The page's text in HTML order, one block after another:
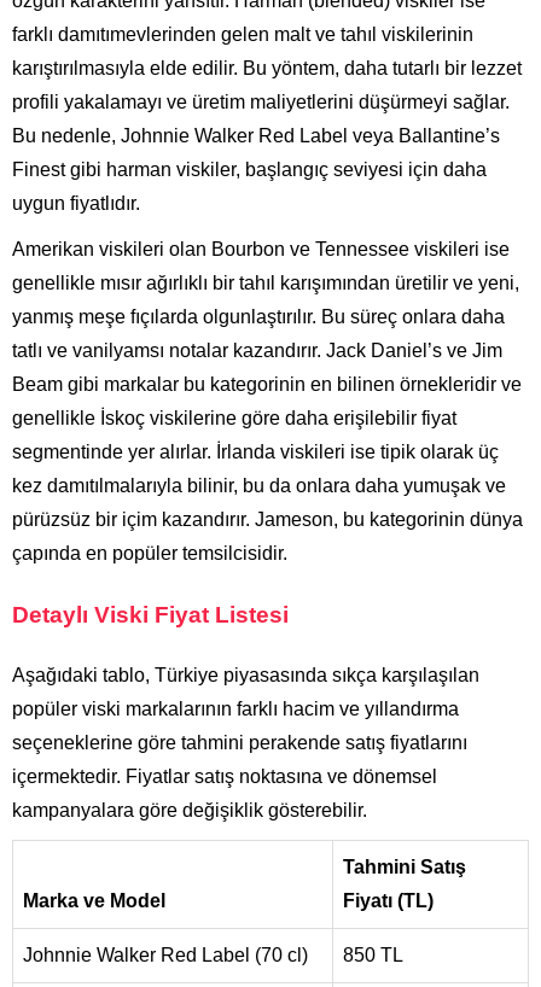
farklı damıtımevlerinden gelen malt ve tahıl viskilerinin
karıştırılmasıyla elde edilir. Bu yöntem, daha tutarlı bir lezzet
profili yakalamayı ve üretim maliyetlerini düşürmeyi sağlar.
Bu nedenle, Johnnie Walker Red Label veya Ballantine’s
Finest gibi harman viskiler, başlangıç seviyesi için daha
uygun fiyatlıdır.
Amerikan viskileri olan Bourbon ve Tennessee viskileri ise
genellikle mısır ağırlıklı bir tahıl karışımından üretilir ve yeni,
yanmış meşe fıçılarda olgunlaştırılır. Bu süreç onlara daha
tatlı ve vanilyamsı notalar kazandırır. Jack Daniel’s ve Jim
Beam gibi markalar bu kategorinin en bilinen örnekleridir ve
genellikle İskoç viskilerine göre daha erişilebilir fiyat
segmentinde yer alırlar. İrlanda viskileri ise tipik olarak üç
kez damıtılmalarıyla bilinir, bu da onlara daha yumuşak ve
pürüzsüz bir içim kazandırır. Jameson, bu kategorinin dünya
çapında en popüler temsilcisidir.
Detaylı Viski Fiyat Listesi
Aşağıdaki tablo, Türkiye piyasasında sıkça karşılaşılan
popüler viski markalarının farklı hacim ve yıllandırma
seçeneklerine göre tahmini perakende satış fiyatlarını
içermektedir. Fiyatlar satış noktasına ve dönemsel
kampanyalara göre değişiklik gösterebilir.
Marka ve Model
Tahmini Satış
Fiyatı (TL)
Johnnie Walker Red Label (70 cl) 850 TL